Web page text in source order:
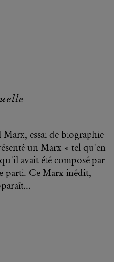
essai de biographie
un Marx « tel qu'en
avait été composé par
parti. Ce Marx inédit,